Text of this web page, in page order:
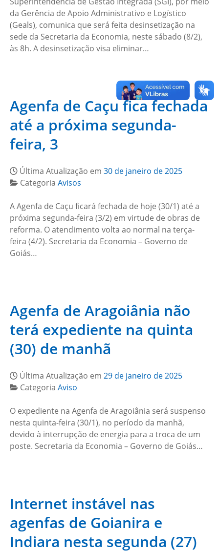
da Gerência de Apoio Administrativo e Logístico
(Geals), comunica que será feita desinsetização na
sede da Secretaria da Economia, neste sábado (8/2),
às 8h. A desinsetização visa eliminar…
Agenfa de Caçu fica fechada
até a próxima segunda-
feira, 3
Última Atualização em 30 de janeiro de 2025
Categoria Avisos
A Agenfa de Caçu ficará fechada de hoje (30/1) até a
próxima segunda-feira (3/2) em virtude de obras de
reforma. O atendimento volta ao normal na terça-
feira (4/2). Secretaria da Economia – Governo de
Goiás…
Agenfa de Aragoiânia não
terá expediente na quinta
(30) de manhã
Última Atualização em 29 de janeiro de 2025
Categoria Aviso
O expediente na Agenfa de Aragoiânia será suspenso
nesta quinta-feira (30/1), no período da manhã,
devido à interrupção de energia para a troca de um
poste. Secretaria da Economia – Governo de Goiás…
Internet instável nas
agenfas de Goianira e
Indiara nesta segunda (27)